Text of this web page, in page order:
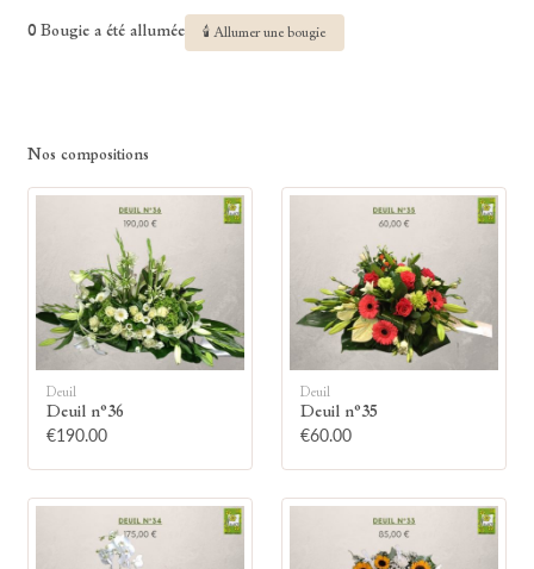
0 Bougie a été allumée 🕯 Allumer une bougie
Allumez une bougie
Nos compositions
Deuil
Deuil n°36
€190.00
Deuil
Deuil n°35
€60.00